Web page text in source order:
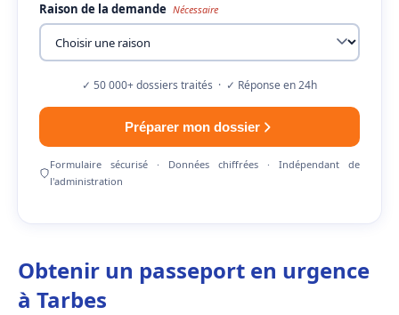
Raison de la demande Nécessaire
✓ 50 000+ dossiers traités · ✓ Réponse en 24h
Préparer mon dossier
Formulaire sécurisé · Données chiffrées · Indépendant de
l'administration
Obtenir un passeport en urgence
à Tarbes